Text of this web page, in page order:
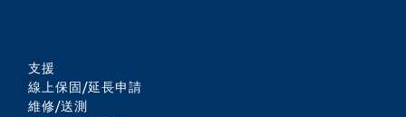
支援
線上保固/延長申請
維修/送測